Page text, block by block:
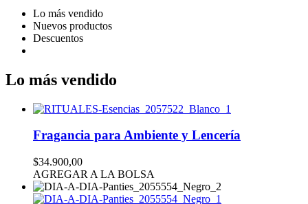
Lo más vendido
Nuevos productos
Descuentos
Lo más vendido
Fragancia para Ambiente y Lencería
$34.900,00
AGREGAR A LA BOLSA